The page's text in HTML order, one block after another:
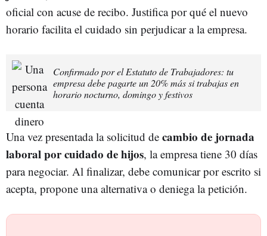
oficial con acuse de recibo. Justifica por qué el nuevo
horario facilita el cuidado sin perjudicar a la empresa.
Confirmado por el Estatuto de Trabajadores: tu
empresa debe pagarte un 20% más si trabajas en
horario nocturno, domingo y festivos
Una vez presentada la solicitud de cambio de jornada
laboral por cuidado de hijos, la empresa tiene 30 días
para negociar. Al finalizar, debe comunicar por escrito si
acepta, propone una alternativa o deniega la petición.